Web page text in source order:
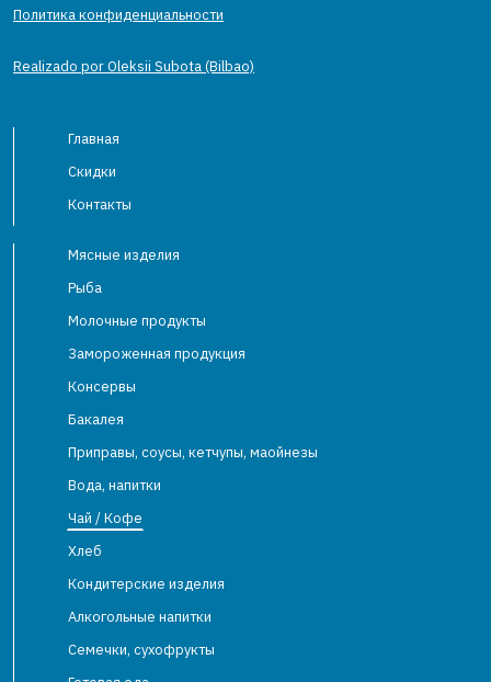
Политика конфиденциальности
Realizado por Oleksii Subota (Bilbao)
Главная
Скидки
Контакты
Мясные изделия
Рыба
Молочные продукты
Замороженная продукция
Консервы
Бакалея
Приправы, соусы, кетчупы, маойнезы
Вода, напитки
Чай / Кофе
Хлеб
Кондитерские изделия
Алкогольные напитки
Семечки, сухофрукты